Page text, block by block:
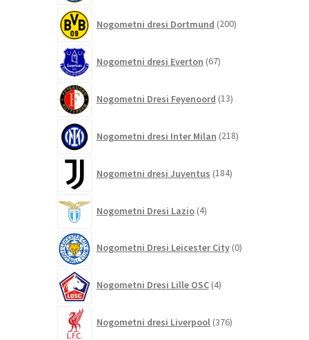
Nogometni dresi Dortmund 200izdelkov
Nogometni dresi Everton 67izdelkov
Nogometni Dresi Feyenoord 13izdelkov
Nogometni dresi Inter Milan 218izdelkov
Nogometni dresi Juventus 184izdelkov
Nogometni Dresi Lazio 4izdelki
Nogometni Dresi Leicester City 0izdelkov
Nogometni Dresi Lille OSC 4izdelki
Nogometni dresi Liverpool 376izdelkov